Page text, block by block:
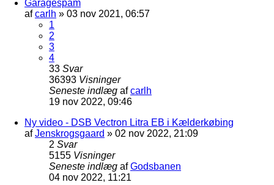
Garagespam
afcarlh » 03 nov 2021, 06:57
1
2
3
4
33 Svar
36393 Visninger
Seneste indlæg afcarlh
19 nov 2022, 09:46
Ny video - DSB Vectron Litra EB i Kælderkøbing
afJenskrogsgaard » 02 nov 2022, 21:09
2 Svar
5155 Visninger
Seneste indlæg afGodsbanen
04 nov 2022, 11:21